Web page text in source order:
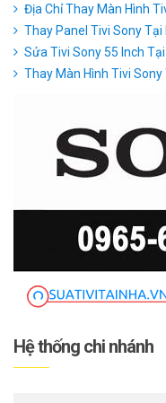
Địa Chỉ Thay Màn Hình
Thay Panel Tivi Sony Tại
Sửa Tivi Sony 55 Inch
Thay Màn Hình Tivi Sony
Hệ thống chi nhánh